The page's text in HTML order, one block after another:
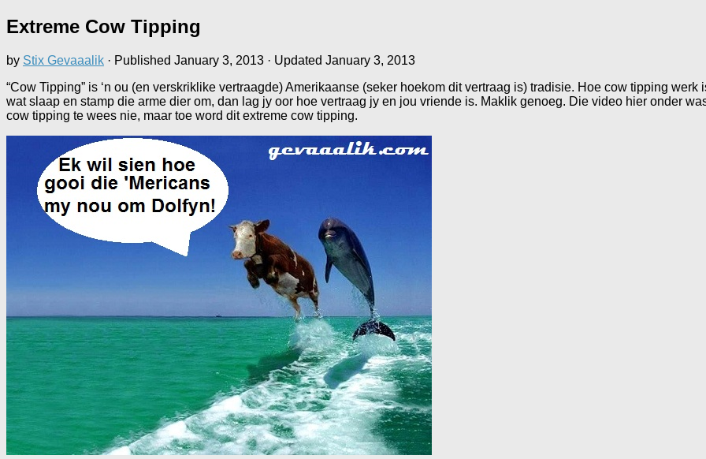
Extreme Cow Tipping
by Stix Gevaaalik · Published January 3, 2013 · Updated January 3, 2013
“Cow Tipping” is ‘n ou (en verskriklike vertraagde) Amerikaanse (seker hoekom dit vertraag is) tradisie. Hoe cow tipping werk
wat slaap en stamp die arme dier om, dan lag jy oor hoe vertraag jy en jou vriende is. Maklik genoeg. Die video hier onder
cow tipping te wees nie, maar toe word dit extreme cow tipping.